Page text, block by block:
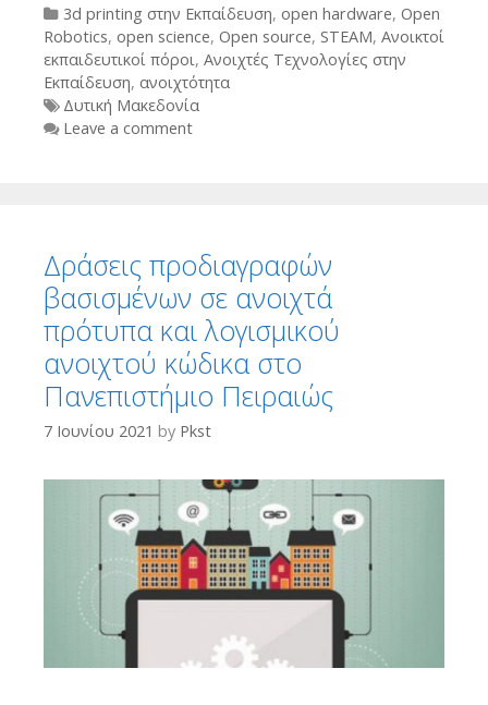
Categories
3d printing στην Εκπαίδευση, open hardware, Open
Robotics, open science, Open source, STEAM, Ανοικτοί
εκπαιδευτικοί πόροι, Ανοιχτές Τεχνολογίες στην
Εκπαίδευση, ανοιχτότητα
Tags
Δυτική Μακεδονία
Leave a comment
Δράσεις προδιαγραφών
βασισμένων σε ανοιχτά
πρότυπα και λογισμικού
ανοιχτού κώδικα στο
Πανεπιστήμιο Πειραιώς
7 Ιουνίου 2021 by Pkst